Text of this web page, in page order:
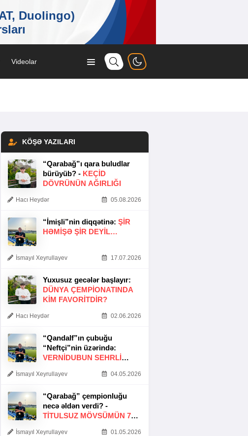
Videolar
KÖŞƏ YAZILARI
“Qarabağ”ı qara buludlar
bürüyüb? - KEÇID
DÖVRÜNÜN AĞIRLIĞI
Hacı Heydər 05.08.2026
“İmişli”nin diqqətinə: ŞIR
HƏMIŞƏ ŞIR DEYIL…
İsmayıl Xeyrullayev 17.07.2026
Yuxusuz gecələr başlayır:
DÜNYA ÇEMPIONATINDA
KIM FAVORITDIR?
Hacı Heydər 02.06.2026
“Qandalf”ın çubuğu
“Neftçi”nin üzərində:
VERNİDUBUN SEHRLİ
İsmayıl Xeyrullayev 04.05.2026
“Qarabağ” çempionluğu
necə əldən verdi? -
TITULSUZ MÖVSÜMÜN 7
İsmayıl Xeyrullayev 01.05.2026